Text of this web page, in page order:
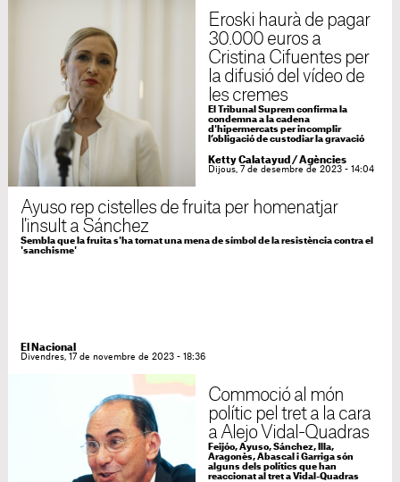
Eroski haurà de pagar
30.000 euros a
Cristina Cifuentes per
la difusió del vídeo de
les cremes
El Tribunal Suprem confirma la
condemna a la cadena
d'hipermercats per incomplir
l’obligació de custodiar la gravació
Ketty Calatayud /Agències
Dijous, 7 de desembre de 2023 - 14:04
Ayuso rep cistelles de fruita per homenatjar
l'insult a Sánchez
Sembla que la fruita s'ha tornat una mena de símbol de la resistència contra el
'sanchisme'
El Nacional
Divendres, 17 de novembre de 2023 - 18:36
Commoció al món
polític pel tret a la cara
a Alejo Vidal-Quadras
Feijóo, Ayuso, Sánchez, Illa,
Aragonès, Abascal i Garriga són
alguns dels polítics que han
reaccionat al tret a Vidal-Quadras